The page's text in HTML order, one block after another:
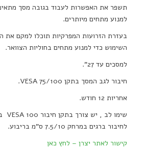
תשפר את האפשרות לעבוד בגובה מסך
למנוע מתחים מיותרים.
בעזרת הזרועות המפרקיות תוכלו למקם את
השימוש כדי למנוע מתחים בחוליות הצוואר.
למסכים עד 27".
חיבור לגב המסך בתקן VESA 75/100.
אחריות 12 חודש.
לחיבור ברגים במרחק 7.5/10 ס"מ בריבוע.
קישור לאתר יצרן – לחץ כאן